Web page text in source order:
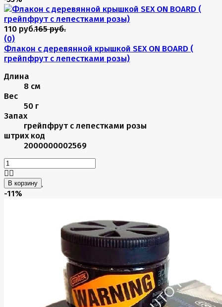
110 руб.165 руб.
(0)
Флакон с деревянной крышкой SEX ON BOARD (
грейпфрут с лепестками розы)
Длина
8 см
Вес
50 г
Запах
грейпфрут с лепестками розы
штрих код
2000000002569
В корзину
-11%